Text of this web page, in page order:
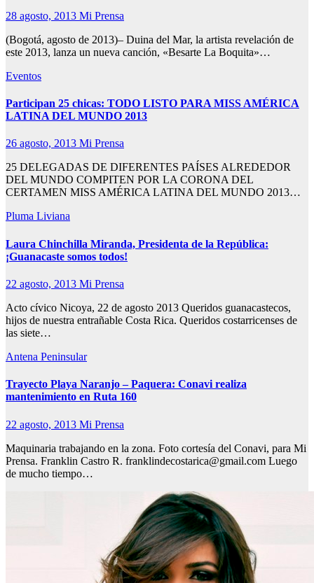
28 agosto, 2013 Mi Prensa
(Bogotá, agosto de 2013)– Duina del Mar, la artista revelación de
este 2013, lanza un nueva canción, «Besarte La Boquita»…
Eventos
Participan 25 chicas: TODO LISTO PARA MISS AMÉRICA
LATINA DEL MUNDO 2013
26 agosto, 2013 Mi Prensa
25 DELEGADAS DE DIFERENTES PAÍSES ALREDEDOR
DEL MUNDO COMPITEN POR LA CORONA DEL
CERTAMEN MISS AMÉRICA LATINA DEL MUNDO 2013…
Pluma Liviana
Laura Chinchilla Miranda, Presidenta de la República:
¡Guanacaste somos todos!
22 agosto, 2013 Mi Prensa
Acto cívico Nicoya, 22 de agosto 2013 Queridos guanacastecos,
hijos de nuestra entrañable Costa Rica. Queridos costarricenses de
las siete…
Antena Peninsular
Trayecto Playa Naranjo – Paquera: Conavi realiza
mantenimiento en Ruta 160
22 agosto, 2013 Mi Prensa
Maquinaria trabajando en la zona. Foto cortesía del Conavi, para Mi
Prensa. Franklin Castro R. franklindecostarica@gmail.com Luego
de mucho tiempo…